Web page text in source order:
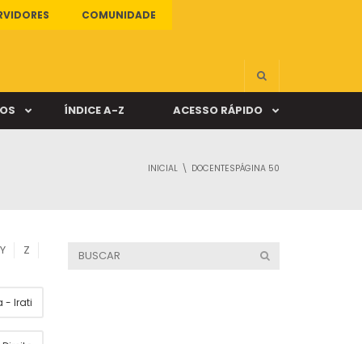
COMUNIDADE
ÍNDICE A-Z ACESSO RÁPIDO
INICIAL DOCENTESPÁGINA 50
Y Z
- Irati